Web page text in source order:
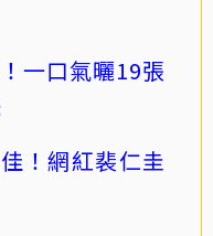
一口氣曬19張
！網紅裴仁圭